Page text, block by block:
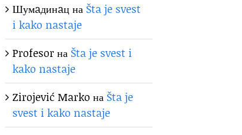
Шумaдинaцна Šta je svest
i kako nastaje
Profesorна Šta je svest i
kako nastaje
Zirojević Marko на Šta je
svest i kako nastaje